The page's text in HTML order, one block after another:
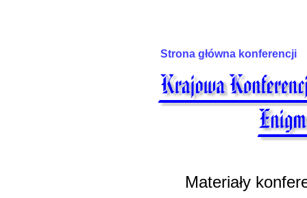
Strona główna konferencji
Materiały